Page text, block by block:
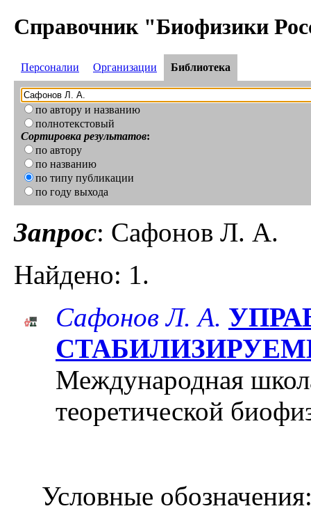
Справочник "Биофизики
Персоналии Организации Библиотека
по автору и названию
полнотекстовый
Сортировка результатов:
по автору
по названию
по типу публикации
по году выхода
Запрос: Сафонов Л. А.
Найдено: 1.
Сафонов Л. А.
Международная
теоретической
Условные